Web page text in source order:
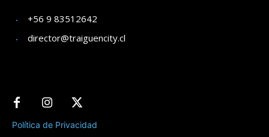
+56 9 83512642
director@traiguencity.cl
Política de Privacidad